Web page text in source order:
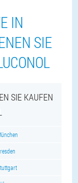
IN
SIE
SIE KAUFEN